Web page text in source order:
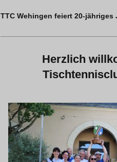
TTC Wehingen feiert 20-
Herzlich